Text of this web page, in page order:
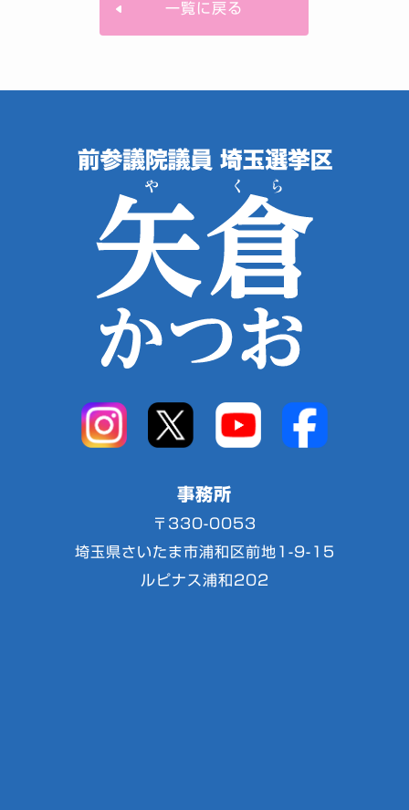
一覧に戻る
事務所
〒330-0053
埼玉県さいたま市浦和区前地1-9-15
ルピナス浦和202